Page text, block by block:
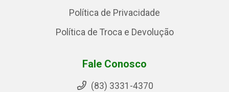
Política de Privacidade
Política de Troca e Devolução
Fale Conosco
(83) 3331-4370